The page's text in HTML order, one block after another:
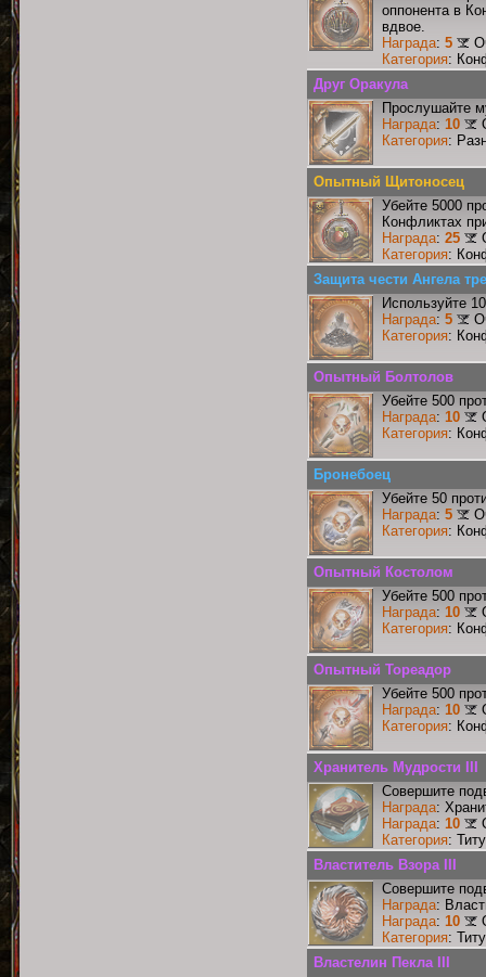
оппонента в
вдвое.
Награда: 5
Категория:
Друг Оракула
Прослушайте
Награда: 10
Категория:
Опытный Щитоносец
Убейте 5000
Конфликтах
Награда: 25
Категория:
Защита чести Ангела
Используйте
Награда: 5
Категория:
Опытный Болтолов
Убейте 500
Награда: 10
Категория:
Бронебоец
Убейте 50
Награда: 5
Категория:
Опытный Костолом
Убейте 500
Награда: 10
Категория:
Опытный Тореадор
Убейте 500
Награда: 10
Категория:
Хранитель Мудрости III
Совершите
Награда:
Награда: 10
Категория:
Властитель Взора III
Совершите
Награда:
Награда: 10
Категория:
Властелин Пекла III